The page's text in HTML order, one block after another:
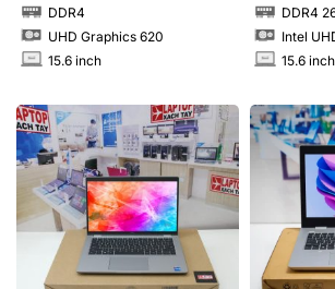
DDR4
UHD Graphics 620
INCH 15.6 inch
DDR4
Intel
INCH 15.6